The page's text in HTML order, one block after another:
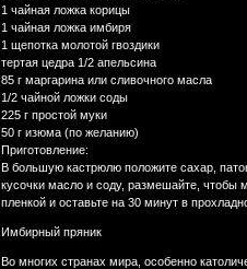
1 чайная ложка корицы
1 чайная ложка имбиря
1 щепотка молотой гвоздики
тертая цедра 1/2 апельсина
85 г маргарина или сливочного масла
1/2 чайной ложки соды
225 г простой муки
50 г изюма (по желанию)
Приготовление:
В большую кастрюлю положите сахар,
кусочки масло и соду, размешайте, чтобы
пленкой и оставьте на 30 минут в
Имбирный пряник
Во многих странах мира, особенно